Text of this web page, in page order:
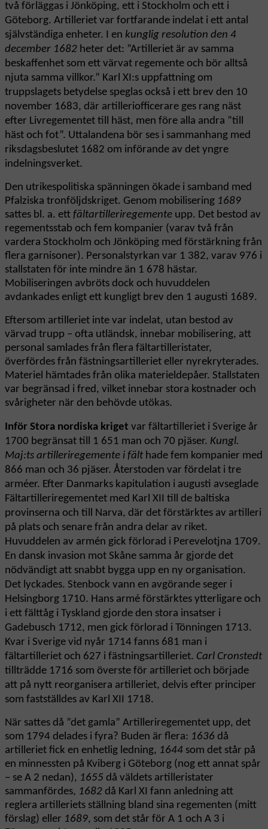
två förläggas i Jönköping, ett i Stockholm och ett i
Göteborg. Artilleriet var fortfarande indelat i ett antal
självständiga enheter. I en kunglig resolution den 4
december 1682 heter det: ”Artilleriet är av samma
beskaffenhet som ett värvat regemente och bör alltså
njuta samma villkor.” Karl XI:s uppfattning om
truppslagets betydelse speglas också i ett brev den 10
november 1683, där artilleriofficerare ges rang näst
efter Livregementet till häst, men före alla andra ”till
häst och fot”. Uttalandena bör ses i sammanhang med
riksdagsbeslutet 1682 om införande av det yngre
indelningsverket.
Den utrikespolitiska spänningen ökade i samband med
Pfalziska tronföljdskriget. Genom mobilisering 1689
sattes bl. a. ett fältartilleriregemente upp. Det bestod av
regementsstab och fem kompanier (varav två från
vardera Stockholm och Jönköping med förstärkning från
flera garnisoner). Personalstyrkan var 1 382, varav 976 i
stallstaten för inte mindre än 1 678 hästar.
Mobiliseringen avbröts dock och huvuddelen
avdankades enligt ett kungligt brev den 1 augusti 1689.
Eftersom artilleriet inte var indelat, utan bestod av
värvad trupp – ofta utländsk, innebar mobilisering, att
personal samlades från flera fältartilleristater,
överfördes från fästningsartilleriet eller nyrekryterades.
Materiel hämtades från olika materieldepåer. Stallstaten
var begränsad i fred, vilket innebar stora kostnader och
svårigheter när den behövde utökas.
Inför Stora nordiska kriget var fältartilleriet i Sverige år
1700 begränsat till 1 651 man och 70 pjäser. Kungl.
Maj:ts artilleriregemente i fälthade fem kompanier med
866 man och 36 pjäser. Återstoden var fördelat i tre
arméer. Efter Danmarks kapitulation i augusti avseglade
Fältartilleriregementet med Karl XII till de baltiska
provinserna och till Narva, där det förstärktes av artilleri
på plats och senare från andra delar av riket.
Huvuddelen av armén gick förlorad i Perevelotjna 1709.
En dansk invasion mot Skåne samma år gjorde det
nödvändigt att snabbt bygga upp en ny organisation.
Det lyckades. Stenbock vann en avgörande seger i
Helsingborg 1710. Hans armé förstärktes ytterligare och
i ett fälttåg i Tyskland gjorde den stora insatser i
Gadebusch 1712, men gick förlorad i Tönningen 1713.
Kvar i Sverige vid nyår 1714 fanns 681 man i
fältartilleriet och 627 i fästningsartilleriet. Carl Cronstedt
tillträdde 1716 som överste för artilleriet och började
att på nytt reorganisera artilleriet, delvis efter principer
som fastställdes av Karl XII 1718.
När sattes då ”det gamla” Artilleriregementet upp, det
som 1794 delades i fyra? Buden är flera: 1636 då
artilleriet fick en enhetlig ledning, 1644 som det står på
en minnessten på Kviberg i Göteborg (nog ett annat spår
– se A 2 nedan), 1655 då väldets artilleristater
sammanfördes, 1682 då Karl XI fann anledning att
reglera artilleriets ställning bland sina regementen (mitt
förslag) eller 1689, som det står för A 1 och A 3 i